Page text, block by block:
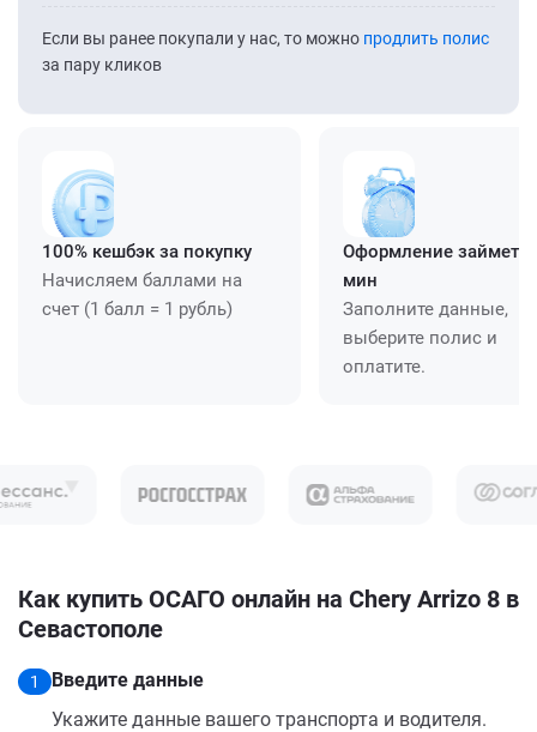
Если вы ранее покупали у нас, то можно продлить полис
за пару кликов
100% кешбэк за покупку
Начисляем баллами на
счет (1 балл = 1 рубль)
Оформление займет
мин
Заполните данные,
выберите полис и
оплатите.
Как купить ОСАГО онлайн на Chery Arrizo 8 в
Севастополе
1
Введите данные
Укажите данные вашего транспорта и водителя.